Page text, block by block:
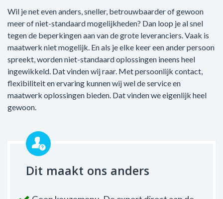
Wil je net even anders, sneller, betrouwbaarder of gewoon
meer of niet-standaard mogelijkheden? Dan loop je al snel
tegen de beperkingen aan van de grote leveranciers. Vaak is
maatwerk niet mogelijk. En als je elke keer een ander persoon
spreekt, worden niet-standaard oplossingen ineens heel
ingewikkeld. Dat vinden wij raar. Met persoonlijk contact,
flexibiliteit en ervaring kunnen wij wel de service en
maatwerk oplossingen bieden. Dat vinden we eigenlijk heel
gewoon.
Dit maakt ons anders